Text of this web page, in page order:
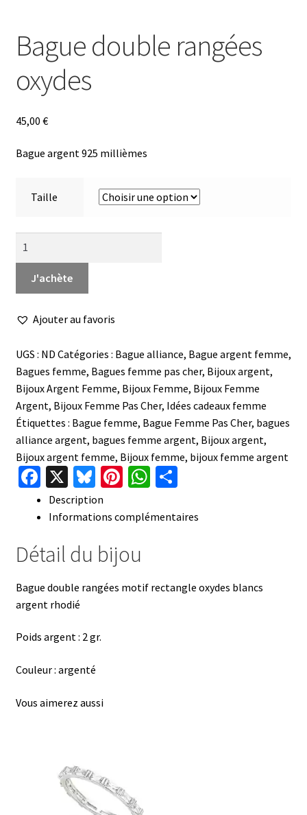
Bague double rangées
oxydes
45,00 €
Bague argent 925 millièmes
Taille
Bague
double
oxydes
J'achète
Ajouter au favoris
UGS : ND Catégories : Bague alliance, Bague argent femme,
Bagues femme, Bagues femme pas cher, Bijoux argent,
Bijoux Argent Femme, Bijoux Femme, Bijoux Femme
Argent, Bijoux Femme Pas Cher, Idées cadeaux femme
Étiquettes : Bague femme, Bague Femme Pas Cher, bagues
alliance argent, bagues femme argent, Bijoux argent,
Bijoux argent femme, Bijoux femme, bijoux femme argent
Fa
ce
b
o
o
k
X Bl
u
es
ky
Pi
er
t
W
at
p
P
ta
Description
Informations complémentaires
Détail du bijou
Bague double rangées motif rectangle oxydes blancs
argent rhodié
Poids argent : 2 gr.
Couleur : argenté
Vous aimerez aussi